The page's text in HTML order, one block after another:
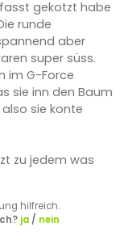
gekotzt habe
runde
aber
super süss.
im G-Force
sie inn den Baum
sie konte
zu jedem was
hilfreich.
ja/ nein